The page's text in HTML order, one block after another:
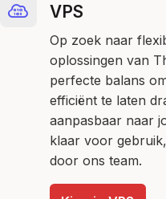
VPS
Op zoek naar
oplossingen van
perfecte balans
efficiënt te laten
aanpasbaar naar
klaar voor
door ons team.